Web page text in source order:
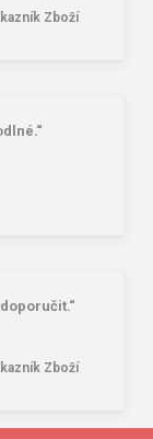
Zboží
Zboží